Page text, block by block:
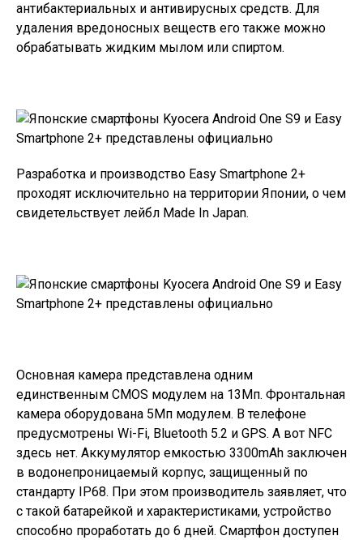
антибактериальных и антивирусных средств. Для
удаления вредоносных веществ его также можно
обрабатывать жидким мылом или спиртом.
Разработка и производство Easy Smartphone 2+
проходят исключительно на территории Японии, о чем
свидетельствует лейбл Made In Japan.
Основная камера представлена одним
единственным CMOS модулем на 13Мп. Фронтальная
камера оборудована 5Мп модулем. В телефоне
предусмотрены Wi-Fi, Bluetooth 5.2 и GPS. А вот NFC
здесь нет. Аккумулятор емкостью 3300mAh заключен
в водонепроницаемый корпус, защищенный по
стандарту IP68. При этом производитель заявляет, что
с такой батарейкой и характеристиками, устройство
способно проработать до 6 дней. Смартфон доступен